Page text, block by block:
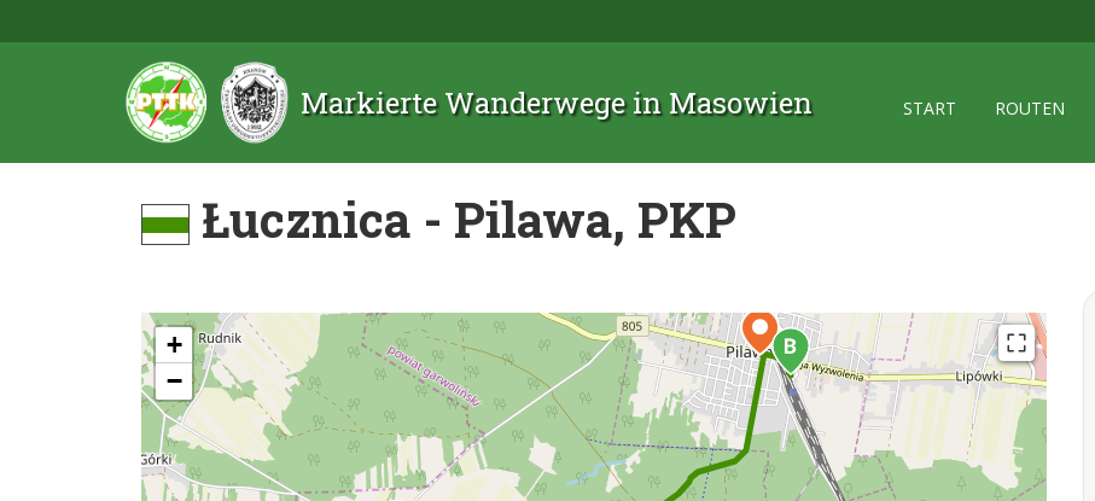
Markierte Wanderwege in Masowien START ROUTEN
Łucznica - Pilawa, PKP
+
−